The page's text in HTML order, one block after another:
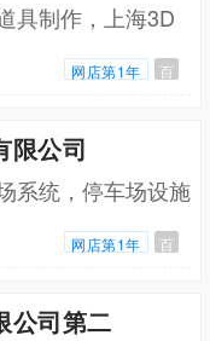
具制作，上海3D
网店第1年 百
限公司
系统，停车场设施
网店第1年 百
公司第二